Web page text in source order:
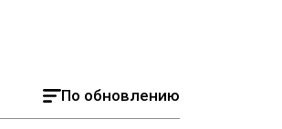
По обновлению